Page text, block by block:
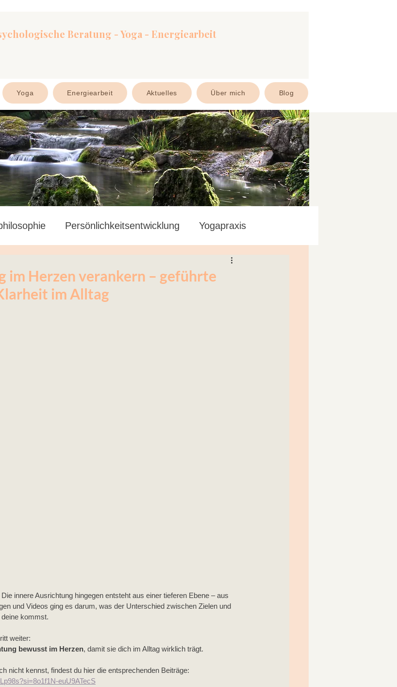
Beratung - Yoga - Energiearbeit
Yoga Energiearbeit Aktuelles Über mich Blog
Persönlichkeitsentwicklung Yogapraxis
im Herzen verankern – geführte
im Alltag
innere Ausrichtung hingegen entsteht aus einer tieferen Ebene – aus
und Videos ging es darum, was der Unterschied zwischen Zielen und
kommst.
weiter:
bewusst im Herzen, damit sie dich im Alltag wirklich trägt.
nicht kennst, findest du hier die entsprechenden Beiträge:
euU9ATecS